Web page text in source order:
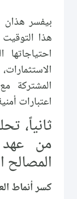
بيفسر هذان
هذا
المشتركة
اعتبارات
ثانياً،
من
المصالح
كسر أنماط